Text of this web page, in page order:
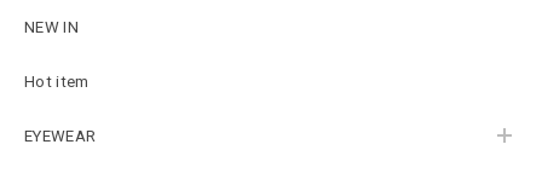
NEW IN
Hot item
EYEWEAR